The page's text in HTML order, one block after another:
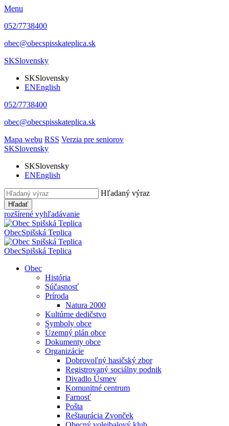
Menu
052/7738400
obec@obecspisskateplica.sk
SKSlovensky
SKSlovensky
ENEnglish
052/7738400
obec@obecspisskateplica.sk
Mapa webu RSS Verzia pre seniorov
SKSlovensky
SKSlovensky
ENEnglish
Hľadaný výraz
Hľadať
rozšírené vyhľadávanie
ObecSpišská Teplica
ObecSpišská Teplica
Obec
História
Súčasnosť
Príroda
Natura 2000
Kultúrne dedičstvo
Symboly obce
Územný plán obce
Dokumenty obce
Organizácie
Dobrovoľný hasičský zbor
Registrovaný sociálny podnik
Divadlo Úsmev
Komunitné centrum
Farnosť
Pošta
Reštaurácia Zvonček